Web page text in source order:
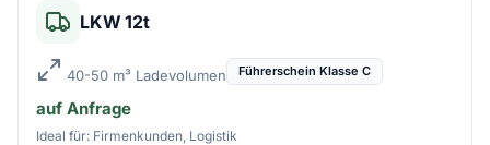
LKW 12t
40-50 m³ Ladevolumen Führerschein Klasse C
auf Anfrage
Ideal für: Firmenkunden, Logistik